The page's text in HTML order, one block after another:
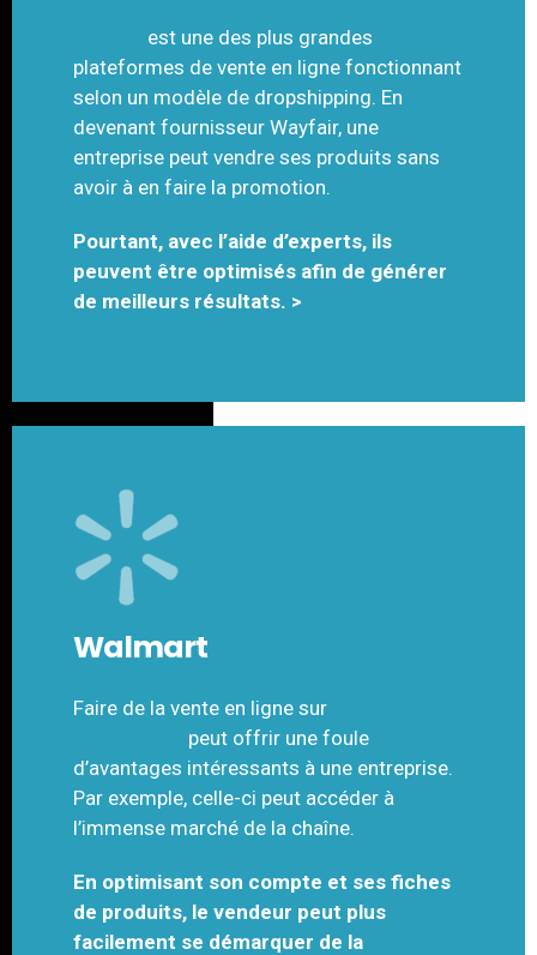
est une des plus grandes
plateformes de vente en ligne fonctionnant
selon un modèle de dropshipping. En
devenant fournisseur Wayfair, une
entreprise peut vendre ses produits sans
avoir à en faire la promotion.
Pourtant, avec l’aide d’experts, ils
peuvent être optimisés afin de générer
de meilleurs résultats. >
Walmart
Faire de la vente en ligne sur
peut offrir une foule
d’avantages intéressants à une entreprise.
Par exemple, celle-ci peut accéder à
l’immense marché de la chaîne.
En optimisant son compte et ses fiches
de produits, le vendeur peut plus
facilement se démarquer de la